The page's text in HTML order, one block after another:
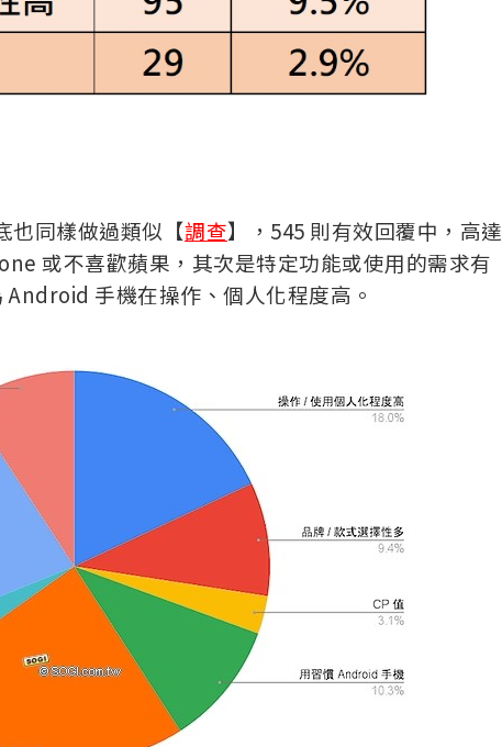
也同樣做過類似【調查】，545 則有效回覆中，高達
或不喜歡蘋果，其次是特定功能或使用的需求有
Android 手機在操作、個人化程度高。